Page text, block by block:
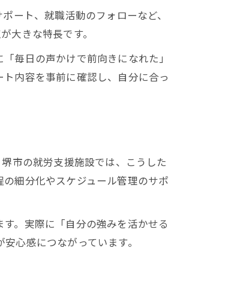
ート、就職活動のフォローなど、
大きな特長です。
毎日の声かけで前向きになれた」
内容を事前に確認し、自分に合っ
市の就労支援施設では、こうした
細分化やスケジュール管理のサポ
。実際に「自分の強みを活かせる
心感につながっています。